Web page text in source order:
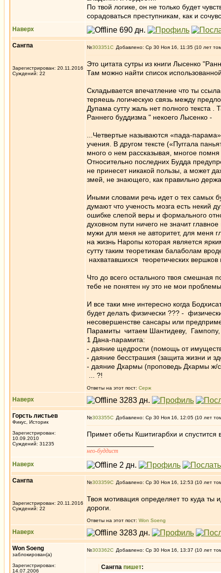
По твой логике, он не только будет
сорадоваться преступникам, как и
Наверх
Caнгпа
Зарегистрирован: 20.11.2016
Суждений: 22
№303351 Добавлено: Ср 30 Ноя 16, 11:35 (10 лет
Это цитата сутры из книги Лысенко
Там можно найти список
Складывается впечатление что ты
теряешь логическую связь между
Дупама сутту жаль нет полного текста .
Раннего буддизма " некоего Лысенко -
...Четвертые называются «пада-
учения. В другом тексте («Пуггала
много о нем рассказывая, многое
Относительно последних Будда
не принесет никакой пользы, а может
змей, не знающего, как правильно
Иными словами речь идет о тех самых
думают что ученость мозга есть некий
ошибке слепой веры и формального
духовном пути ничего не значит
мужи для меня не авторитет, для меня
на жизнь Наропы которая является
сутту таким теоретикам балаболам
нахватавшихся теоретических
Что до всего остального твоя смешная
тебе не понятен ну это не мои
И все таки мне интересно когда
будет делать физически ??? -
несовершенстве сансары или
Парамиты читаем Шантидеву, Гампопу,
1 Дана-парамита:
- даяние щедрости (помощь от
- даяние бесстрашия (защита жизни и
- даяние Дхармы (проповедь
... ?!
Ответы на этот пост: Серж
Наверх
Горсть листьев
Фикус, Историк
Зарегистрирован:
10.09.2010
Суждений: 31235
№303355 Добавлено: Ср 30 Ноя 16, 12:05 (10 лет
Примет обеты Кшитигарбхи и спустится
нео-буддист
Наверх
Caнгпа
Зарегистрирован: 20.11.2016
Суждений: 22
№303359 Добавлено: Ср 30 Ноя 16, 12:53 (10 лет
Твоя мотивация определяет то куда ты
дороги.
Ответы на этот пост: Won Soeng
Наверх
Won Soeng
заблокирован(а)
Зарегистрирован:
14.07.2006
№303362 Добавлено: Ср 30 Ноя 16, 13:37 (10 лет
Caнгпа пишет: